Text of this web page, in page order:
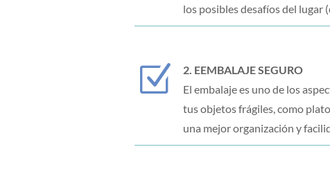
los posibles desafíos del lugar
Z
2. EEMBALAJE SEGURO
El embalaje es uno de los
tus objetos frágiles, como
una mejor organización y